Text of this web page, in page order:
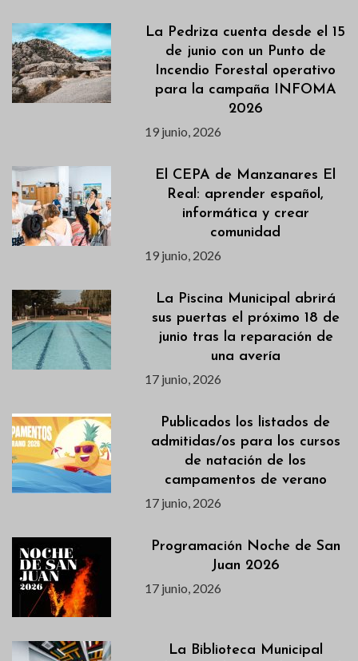
La Pedriza cuenta desde el 15
de junio con un Punto de
Incendio Forestal operativo
para la campaña INFOMA
2026
19 junio, 2026
El CEPA de Manzanares El
Real: aprender español,
informática y crear
comunidad
19 junio, 2026
La Piscina Municipal abrirá
sus puertas el próximo 18 de
junio tras la reparación de
una avería
17 junio, 2026
Publicados los listados de
admitidas/os para los cursos
de natación de los
campamentos de verano
17 junio, 2026
Programación Noche de San
Juan 2026
17 junio, 2026
La Biblioteca Municipal